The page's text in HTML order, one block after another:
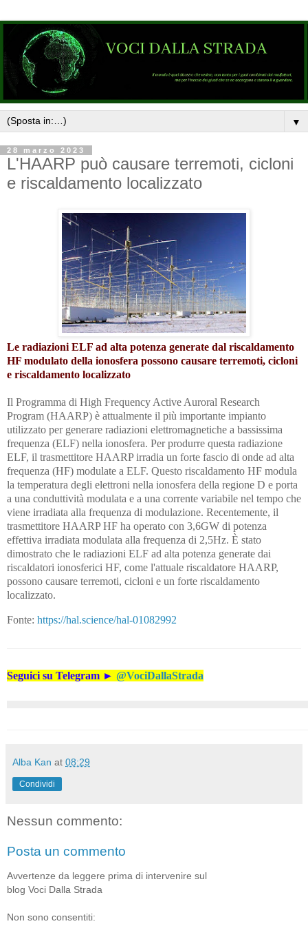
▼
28 marzo 2023
L'HAARP può causare terremoti, cicloni
e riscaldamento localizzato
Le radiazioni ELF ad alta potenza generate dal riscaldamento
HF modulato della ionosfera possono causare terremoti, cicloni
e riscaldamento localizzato
Il Programma di High Frequency Active Auroral Research
Program (HAARP) è attualmente il più importante impianto
utilizzato per generare radiazioni elettromagnetiche a bassissima
frequenza (ELF) nella ionosfera. Per produrre questa radiazione
ELF, il trasmettitore HAARP irradia un forte fascio di onde ad alta
frequenza (HF) modulate a ELF. Questo riscaldamento HF modula
la temperatura degli elettroni nella ionosfera della regione D e porta
a una conduttività modulata e a una corrente variabile nel tempo che
viene irradiata alla frequenza di modulazione. Recentemente, il
trasmettitore HAARP HF ha operato con 3,6GW di potenza
effettiva irradiata modulata alla frequenza di 2,5Hz. È stato
dimostrato che le radiazioni ELF ad alta potenza generate dai
riscaldatori ionosferici HF, come l'attuale riscaldatore HAARP,
possono causare terremoti, cicloni e un forte riscaldamento
localizzato.
Fonte: https://hal.science/hal-01082992
Seguici su Telegram ► @VociDallaStrada
Alba Kan at 08:29
Condividi
Nessun commento:
Posta un commento
Avvertenze da leggere prima di intervenire sul
blog Voci Dalla Strada
Non sono consentiti: